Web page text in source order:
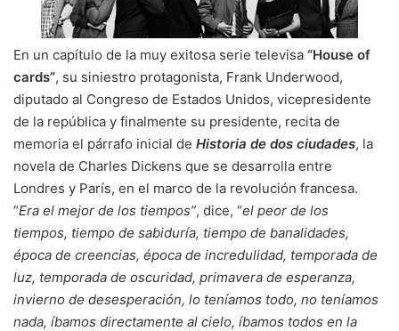
En un capítulo de la muy exitosa serie televisa “House of
cards”, su siniestro protagonista, Frank Underwood,
diputado al Congreso de Estados Unidos, vicepresidente
de la república y finalmente su presidente, recita de
memoria el párrafo inicial de Historia de dos ciudades, la
novela de Charles Dickens que se desarrolla entre
Londres y París, en el marco de la revolución francesa.
“Era el mejor de los tiempos”, dice, “el peor de los
tiempos, tiempo de sabiduría, tiempo de banalidades,
época de creencias, época de incredulidad, temporada de
luz, temporada de oscuridad, primavera de esperanza,
invierno de desesperación, lo teníamos todo, no teníamos
nada, íbamos directamente al cielo, íbamos todos en la